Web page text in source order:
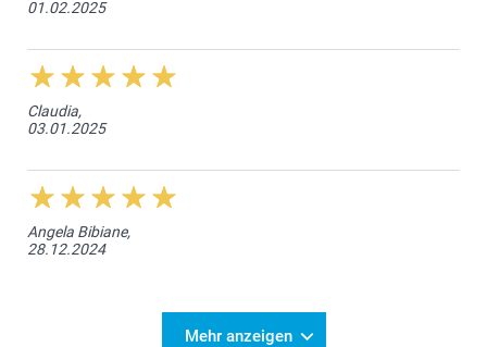
01.02.2025
Claudia,
03.01.2025
Angela Bibiane,
28.12.2024
Mehr anzeigen